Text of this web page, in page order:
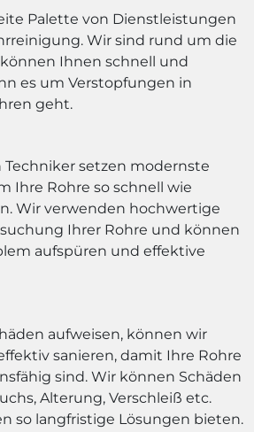
Palette von Dienstleistungen
Wir sind rund um die
Ihnen schnell und
es um Verstopfungen in
geht.
Techniker setzen modernste
Ihre Rohre so schnell wie
Wir verwenden hochwertige
Ihrer Rohre und können
aufspüren und effektive
aufweisen, können wir
sanieren, damit Ihre Rohre
sind. Wir können Schäden
Alterung, Verschleiß etc.
so langfristige Lösungen bieten.